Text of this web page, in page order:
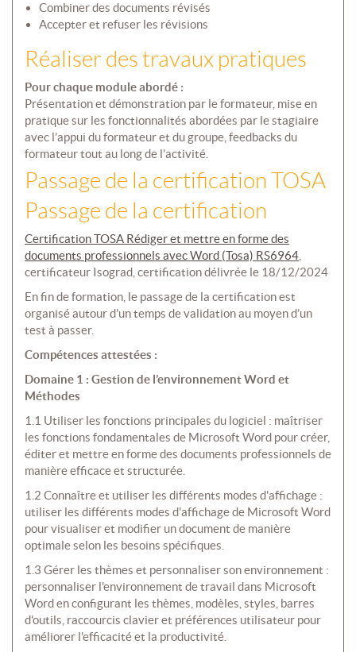
Combiner des documents révisés
Accepter et refuser les révisions
Réaliser des travaux pratiques
Pour chaque module abordé :
Présentation et démonstration par le formateur, mise en
pratique sur les fonctionnalités abordées par le stagiaire
avec l’appui du formateur et du groupe, feedbacks du
formateur tout au long de l’activité.
Passage de la certification TOSA
Passage de la certification
Certification TOSA Rédiger et mettre en forme des
documents professionnels avec Word (Tosa) RS6964
certificateur Isograd, certification délivrée le 18/12/2024
En fin de formation, le passage de la certification est
organisé autour d’un temps de validation au moyen d’un
test à passer.
Compétences attestées :
Domaine 1 : Gestion de l’environnement Word et
Méthodes
1.1 Utiliser les fonctions principales du logiciel : maîtriser
les fonctions fondamentales de Microsoft Word pour créer,
éditer et mettre en forme des documents professionnels de
manière efficace et structurée.
1.2 Connaître et utiliser les différents modes d'affichage :
utiliser les différents modes d'affichage de Microsoft Word
pour visualiser et modifier un document de manière
optimale selon les besoins spécifiques.
1.3 Gérer les thèmes et personnaliser son environnement :
personnaliser l'environnement de travail dans Microsoft
Word en configurant les thèmes, modèles, styles, barres
d'outils, raccourcis clavier et préférences utilisateur pour
améliorer l'efficacité et la productivité.